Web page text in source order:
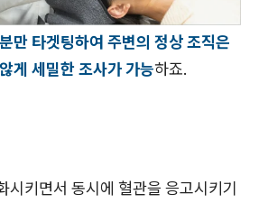
만 타겟팅하여 주변의 정상 조직은
게 세밀한 조사가 가능하죠.
시키면서 동시에 혈관을 응고시키기